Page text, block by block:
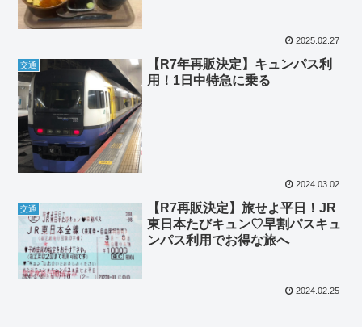
2025.02.27
交通
【R7年再販決定】キュンパス利
用！1日中特急に乗る
2024.03.02
交通
【R7再販決定】旅せよ平日！JR
東日本たびキュン♡早割パスキュ
ンパス利用でお得な旅へ
2024.02.25